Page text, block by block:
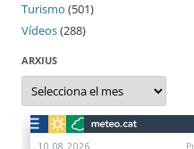
Turismo (501)
Vídeos(288)
ARXIUS
Arxius